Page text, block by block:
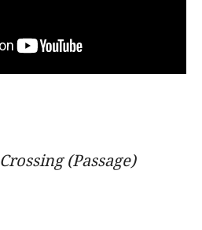
Crossing (Passage)